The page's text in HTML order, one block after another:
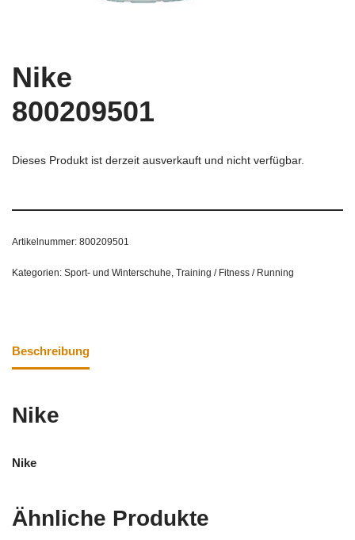
Nike
800209501
Dieses Produkt ist derzeit ausverkauft und nicht verfügbar.
Artikelnummer: 800209501
Kategorien: Sport- und Winterschuhe Training / Fitness / Running
Beschreibung
Nike
Nike
Ähnliche Produkte